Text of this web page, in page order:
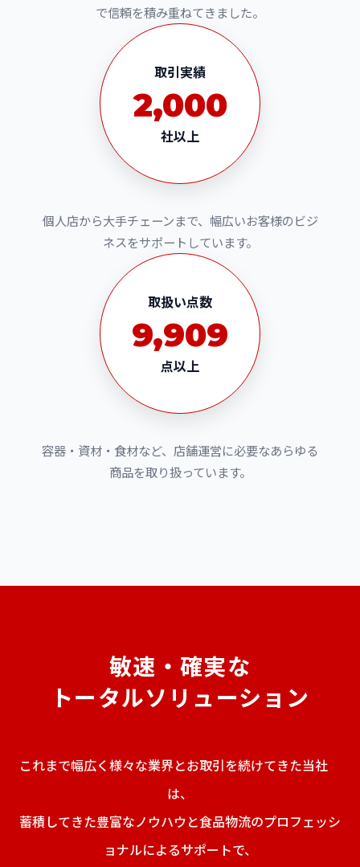
で信頼を積み重ねてきました。
取引実績
2,000
社以上
個人店から大手チェーンまで、幅広いお客様のビジ
ネスをサポートしています。
取扱い点数
10,000
点以上
容器・資材・食材など、店舗運営に必要なあらゆる
商品を取り扱っています。
敏速・確実な
トータルソリューション
これまで幅広く様々な業界とお取引を続けてきた当社
は、
蓄積してきた豊富なノウハウと食品物流のプロフェッシ
ョナルによるサポートで、